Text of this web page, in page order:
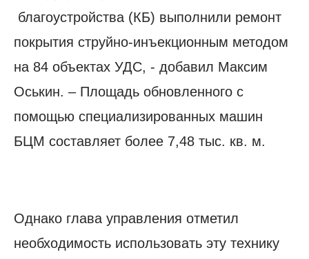
благоустройства (КБ) выполнили ремонт
покрытия струйно-инъекционным методом
на 84 объектах УДС, - добавил Максим
Оськин. – Площадь обновленного с
помощью специализированных машин
БЦМ составляет более 7,48 тыс. кв. м.
Однако глава управления отметил
необходимость использовать эту технику